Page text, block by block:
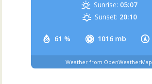
61 % 1016 mb
Sunrise: 05:07
Sunset: 20:10
Weather from OpenWeatherMap